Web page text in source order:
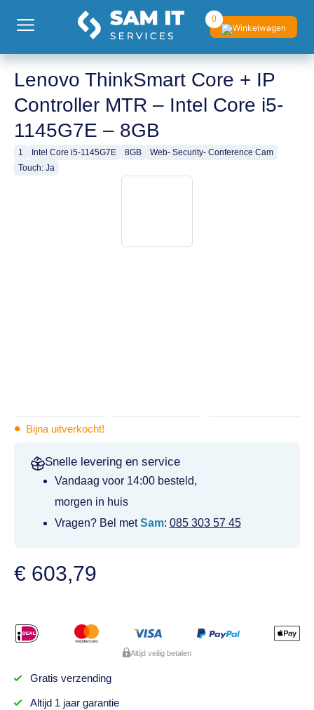
0
Lenovo ThinkSmart Core + IP
Controller MTR – Intel Core i5-
1145G7E – 8GB
1 Intel Core i5-1145G7E 8GB
Web- Security- Conference Cam
Touch: Ja
• Bijna uitverkocht!
Snelle levering en service
Vandaag voor 14:00 besteld,
morgen in huis
Vragen? Bel metSam: 085 303 57 45
€ 603,79
Altijd veilig betalen
Gratis verzending
Altijd 1 jaargarantie